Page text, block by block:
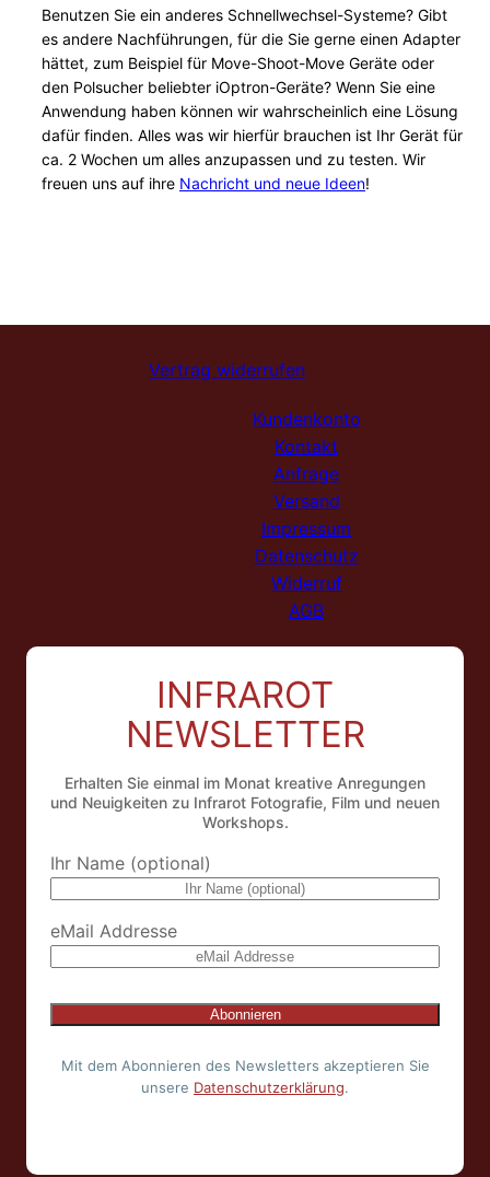
Benutzen Sie ein anderes Schnellwechsel-Systeme? Gibt
es andere Nachführungen, für die Sie gerne einen Adapter
hättet, zum Beispiel für Move-Shoot-Move Geräte oder
den Polsucher beliebter iOptron-Geräte? Wenn Sie eine
Anwendung haben können wir wahrscheinlich eine Lösung
dafür finden. Alles was wir hierfür brauchen ist Ihr Gerät für
ca. 2 Wochen um alles anzupassen und zu testen. Wir
freuen uns auf ihre Nachricht und neue Ideen!
Vertrag widerrufen
Kundenkonto
Kontakt
Anfrage
Versand
Impressum
Datenschutz
Widerruf
AGB
INFRAROT
NEWSLETTER
Erhalten Sie einmal im Monat kreative Anregungen
und Neuigkeiten zu Infrarot Fotografie, Film und neuen
Workshops.
Ihr Name (optional)
eMail Addresse
Mit dem Abonnieren des Newsletters akzeptieren Sie
unsere Datenschutzerklärung.